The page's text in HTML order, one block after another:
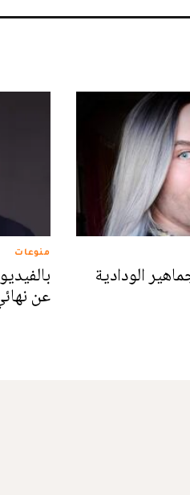
الودادية
منوعات
عن